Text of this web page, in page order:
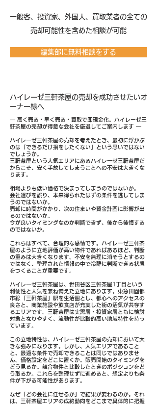
​一般客、投資家、外国人、買取業者の全ての
売却可能性を含めた相談が可能
編集部に無料相談をする
ハイレーゼ三軒茶屋の売却を成功させたいオ
ーナー様へ
― 高く売る・早く売る・買取で即現金化。ハイレーゼ三
軒茶屋の売却が得意な会社を厳選してご案内します ―
ハイレーゼ三軒茶屋の売却を考えたとき、最初に浮かぶ
のは「できるだけ損をしたくない」という思いではない
でしょうか。
三軒茶屋という人気エリアにあるハイレーゼ三軒茶屋だ
からこそ、安く手放してしまうことへの不安は大きくな
ります。
相場よりも低い価格で決まってしまうのではないか。
会社選びを誤り、本来得られたはずの条件を逃してしま
うのではないか。
売却に時間がかかり、次の住まいや資金計画に影響が出
るのではないか。
今が良いタイミングなのか判断できず、後から後悔する
のではないか。
これらはすべて、合理的な感情です。ハイレーゼ三軒茶
屋のように立地評価が高い物件であればあるほど、判断
の重みは大きくなります。不安を無理に消そうとするの
ではなく、整理された情報の中で冷静に判断できる状態
をつくることが重要です。
ハイレーゼ三軒茶屋は、世田谷区三軒茶屋1丁目という
利便性と人気を兼ね備えた立地にあります。東急田園都
市線「三軒茶屋」駅を生活圏とし、都心へのアクセスの
良さと、商業施設や飲食店が充実した街の活気が共存す
るエリアです。三軒茶屋は実需層・投資家層ともに検討
対象となりやすく、流動性が比較的高い地域特性を持っ
ています。
この立地特性は、ハイレーゼ三軒茶屋の売却において大
きな強みになります。しかし、人気エリアであること
と、最適な条件で売却できることは同じではありませ
ん。価格設定をどこに置くか。販売開始のタイミングを
どう見るか。競合物件と比較したときのポジションをど
う取るか。これらを整理せずに進めると、想定よりも条
件が下がる可能性があります。
なぜ「どの会社に任せるか」で結果が変わるのか。それ
は、三軒茶屋エリアの成約動向をどこまで具体的に把握